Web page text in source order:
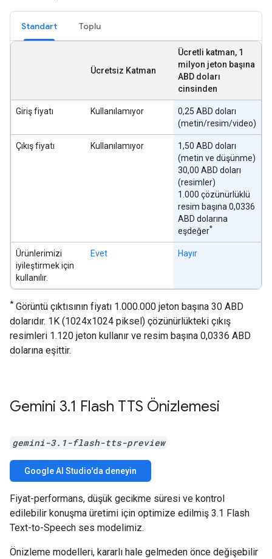
Standart Toplu
Ücretsiz Katman
Ücretli katman, 1
milyon jeton başına
ABD doları
cinsinden
Giriş fiyatı Kullanılamıyor
0,25 ABD doları
(metin/resim/video)
Çıkış fiyatı Kullanılamıyor
1,50 ABD doları
(metin ve düşünme)
30,00 ABD doları
(resimler)
1.000 çözünürlüklü
resim başına 0,0336
ABD dolarına
eşdeğer*
Ürünlerimizi
iyileştirmek için
kullanılır.
Evet Hayır
* Görüntü çıktısının fiyatı 1.000.000 jeton başına 30 ABD
dolarıdır. 1K (1024x1024 piksel) çözünürlükteki çıkış
resimleri 1.120 jeton kullanır ve resim başına 0,0336 ABD
dolarına eşittir.
Gemini 3.1 Flash TTS Önizlemesi
gemini-3.1-flash-tts-preview
Google AI Studio'da deneyin
Fiyat-performans, düşük gecikme süresi ve kontrol
edilebilir konuşma üretimi için optimize edilmiş 3.1 Flash
Text-to-Speech ses modelimiz.
Önizleme modelleri, kararlı hale gelmeden önce değişebilir